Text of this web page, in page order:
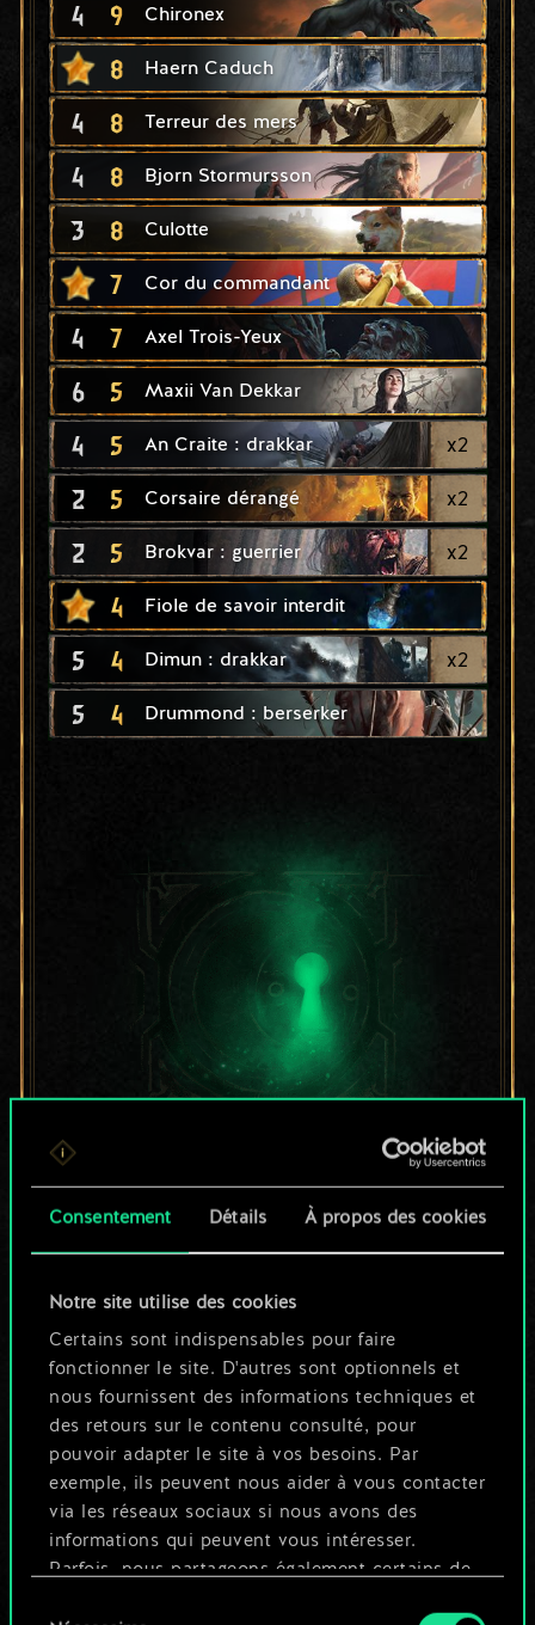
Consentement Détails À propos des cookies
Notre site utilise des cookies
Certains sont indispensables pour faire
fonctionner le site. D'autres sont optionnels et
nous fournissent des informations techniques et
des retours sur le contenu consulté, pour
pouvoir adapter le site à vos besoins. Par
exemple, ils peuvent nous aider à vous contacter
via les réseaux sociaux si nous avons des
informations qui peuvent vous intéresser.
Parfois, nous partageons également certains de
4 9 Chironex
8 Haern Caduch
4 8 Terreur des mers
4 8 Bjorn Stormursson
3 8 Culotte
7 Cor du commandant
4 7 Axel Trois-Yeux
6 5 Maxii Van Dekkar
4 5 An Craite : drakkar x2
2 5 Corsaire dérangé x2
2 5 Brokvar : guerrier x2
4 Fiole de savoir interdit
5 4 Dimun : drakkar x2
5 4 Drummond : berserker
Pour l'instant, ce
n'est qu'un jeu de
cartes partagé.
Mais cela peut être
tellement plus !
Nommer ce jeu et créer un guide
Modifier le jeu